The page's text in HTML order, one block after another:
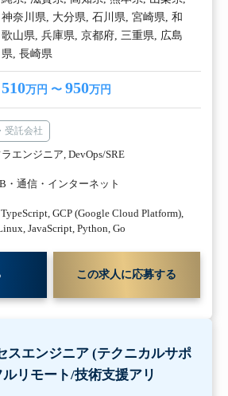
神奈川県, 大分県,石川県,宮崎県,和
歌山県,兵庫県,京都府,三重県, 広島
県,長崎県
510万円 〜950万円
受託会社
エンジニア, DevOps/SRE
・通信・インターネット
TypeScript, GCP (Google Cloud Platform),
, JavaScript, Python, Go
この求人に応募する
スエンジニア (テクニカルサポ
リモート/技術支援アリ